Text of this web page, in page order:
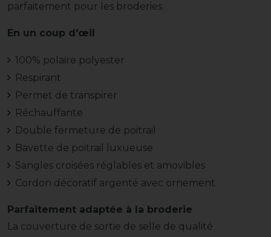
parfaitement pour les broderies.
En un coup d'œil
100% polaire polyester
Respirant
Permet de transpirer
Réchauffante
Double fermeture de poitrail
Bavette de poitrail luxueuse
Sangles croisées réglables et amovibles
Cordon décoratif argenté avec ornement
Parfaitement adaptée à la broderie
La couverture de sortie de selle de qualité